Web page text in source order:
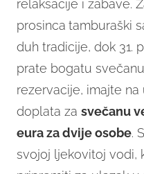
relaksacije i zabave.
prosinca tamburaški
duh tradicije, dok 31.
prate bogatu
rezervacije, imajte
doplata za svečanu
eura za dvije osobe.
svojoj ljekovitoj vodi,